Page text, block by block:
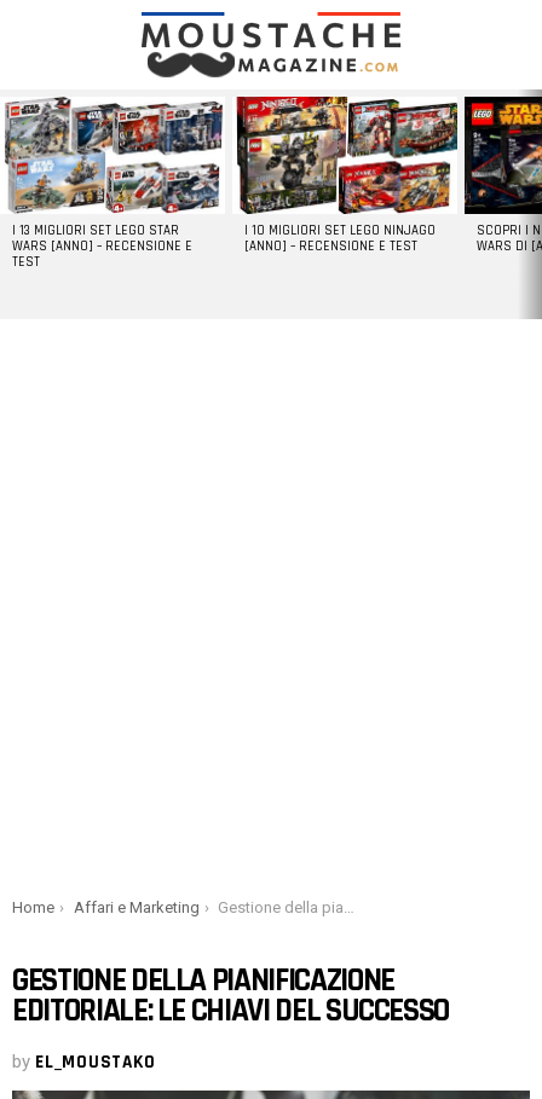
LATEST
STORIES
I 13 MIGLIORI SET LEGO STAR
WARS [ANNO] – RECENSIONE E
TEST
I 10 MIGLIORI SET LEGO NINJAGO
[ANNO] – RECENSIONE E TEST
SCOPRI I
WARS DI
You are here:
Home Affari e Marketing Gestione della pianificazione editoriale: le chiavi del successo
GESTIONE DELLA PIANIFICAZIONE
EDITORIALE: LE CHIAVI DEL SUCCESSO
by EL_MOUSTAKO